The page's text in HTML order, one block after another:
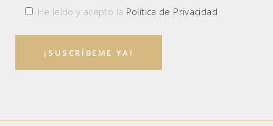
He leído y acepto la Política de Privacidad